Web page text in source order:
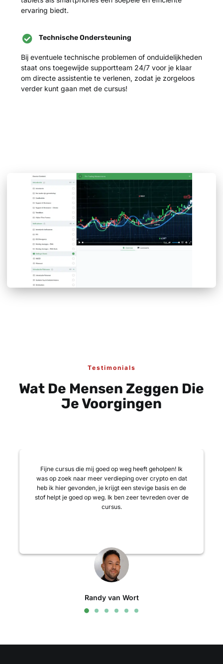
ervaring biedt.
Technische Ondersteuning
Bij eventuele technische problemen of onduidelijkheden
staat ons toegewijde supportteam 24/7 voor je klaar
om directe assistentie te verlenen, zodat je zorgeloos
verder kunt gaan met de cursus!
Testimonials
Wat De Mensen Zeggen Die
Je Voorgingen
Randy van Wort
Fijne cursus die mij goed op weg heeft geholpen! Ik
was op zoek naar meer verdieping over crypto en dat
heb ik hier gevonden, je krijgt een stevige basis en de
stof helpt je goed op weg. Ik ben zeer tevreden over de
cursus.